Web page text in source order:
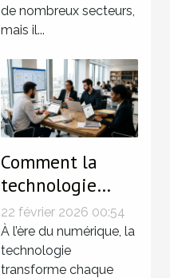
de nombreux secteurs,
mais il...
Comment la
technologie
influence-t-elle
les pratiques
juridiques
22 février 2026 00:54
À l’ère du numérique, la
technologie
transforme chaque